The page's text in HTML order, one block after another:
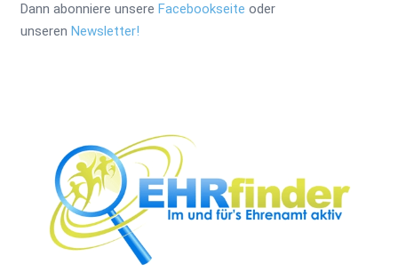
Dann abonniere unsere Facebookseite oder
unseren Newsletter!